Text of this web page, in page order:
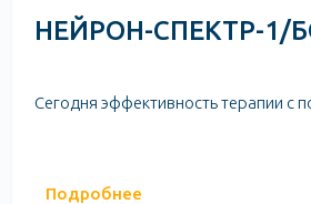
НЕЙРОН-СПЕКТР-1/
Сегодня эффективность терапии с
Подробнее